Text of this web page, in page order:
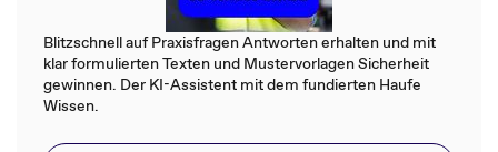
Blitzschnell auf Praxisfragen Antworten erhalten und mit
klar formulierten Texten und Mustervorlagen Sicherheit
gewinnen. Der KI-Assistent mit dem fundierten Haufe
Wissen.